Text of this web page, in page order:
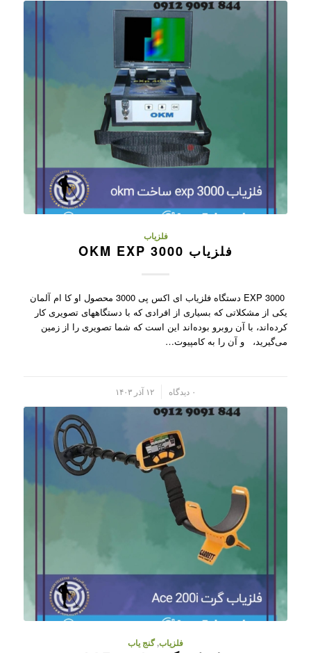
فلزیاب
فلزیاب OKM EXP 3000
EXP 3000 دستگاه فلزیاب ای اکس پی 3000 محصول او کا ام آلمان
یکی از مشکلاتی که بسیاری از افرادی که با دستگاههای تصویری کار
کرده‌اند، با آن روبرو بوده‌اند این است که شما تصویری را از زمین
می‌گیرید، و آن را به کامپیو‌ت…
۰ دیدگاه ۱۲ آذر ۱۴۰۳
فلزیاب,گنج یاب